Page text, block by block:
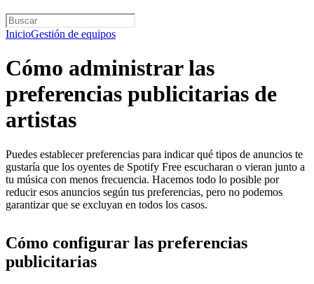
InicioGestión de equipos
Cómo administrar las
preferencias publicitarias de
artistas
Puedes establecer preferencias para indicar qué tipos de anuncios te
gustaría que los oyentes de Spotify Free escucharan o vieran junto a
tu música con menos frecuencia. Hacemos todo lo posible por
reducir esos anuncios según tus preferencias, pero no podemos
garantizar que se excluyan en todos los casos.
Cómo configurar las preferencias
publicitarias